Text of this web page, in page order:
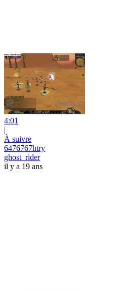
4:01
|
À suivre
6476767htry
ghost_rider
il y a 19 ans